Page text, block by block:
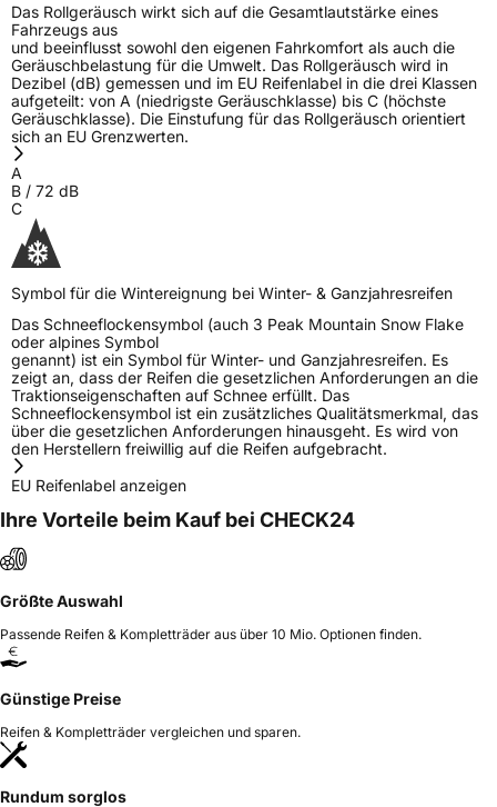
Das Rollgeräusch wirkt sich auf die Gesamtlautstärke eines
Fahrzeugs aus
und beeinflusst sowohl den eigenen Fahrkomfort als auch die
Geräuschbelastung für die Umwelt. Das Rollgeräusch wird in
Dezibel (dB) gemessen und im EU Reifenlabel in die drei Klassen
aufgeteilt: von A (niedrigste Geräuschklasse) bis C (höchste
Geräuschklasse). Die Einstufung für das Rollgeräusch orientiert
sich an EU Grenzwerten.
A
B / 72 dB
C
Symbol für die Wintereignung bei Winter- & Ganzjahresreifen
Das Schneeflockensymbol (auch 3 Peak Mountain Snow Flake
oder alpines Symbol
genannt) ist ein Symbol für Winter- und Ganzjahresreifen. Es
zeigt an, dass der Reifen die gesetzlichen Anforderungen an die
Traktionseigenschaften auf Schnee erfüllt. Das
Schneeflockensymbol ist ein zusätzliches Qualitätsmerkmal, das
über die gesetzlichen Anforderungen hinausgeht. Es wird von
den Herstellern freiwillig auf die Reifen aufgebracht.
EU Reifenlabel anzeigen
Ihre Vorteile beim Kauf bei CHECK24
Größte Auswahl
Passende Reifen & Kompletträder aus über 10 Mio. Optionen finden.
Günstige Preise
Reifen & Kompletträder vergleichen und sparen.
Rundum sorglos